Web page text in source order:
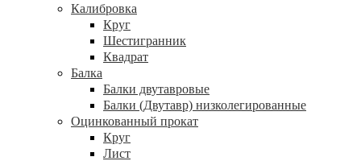
Калибровка
Круг
Шестигранник
Квадрат
Балка
Балки двутавровые
Балки (Двутавр) низколегированные
Оцинкованный прокат
Круг
Лист